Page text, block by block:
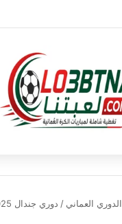
الدوري العماني / دوري جندال 2026/2025